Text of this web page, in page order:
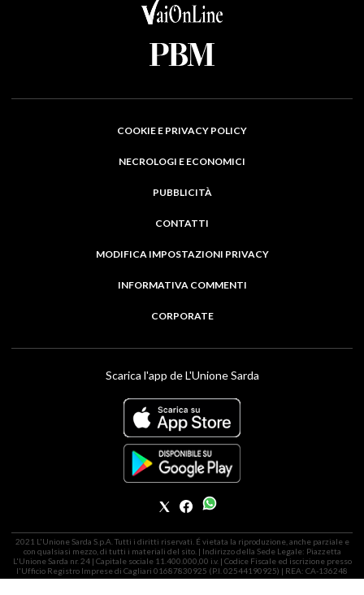
COOKIE E PRIVACY POLICY
NECROLOGI E ECONOMICI
PUBBLICITÀ
CONTATTI
MODIFICA IMPOSTAZIONI PRIVACY
INFORMATIVA COMMENTI
CORPORATE
Scarica l'app de L'Unione Sarda
2021 L'Unione Sarda S.p.A. Tutti i diritti riservati. É vietata la riproduzione, anche parziale e
con qualsiasi mezzo, di tutti i materiali del sito. | Indirizzo della Sede Legale: Piazzetta
L'Unione Sarda nr. 24 | Capitale sociale 11.400.000,00 i.v. | Codice Fiscale ed iscrizione presso
l'Ufficio Registro Imprese di Cagliari 01687830925 (P.I. 02544190925) | REA: CA-136248